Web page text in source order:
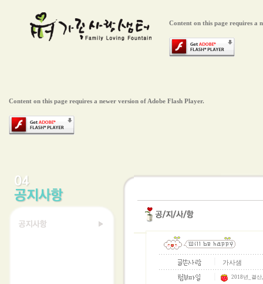
Content on this page requires a
Content on this page requires a newer version of Adobe Flash Player.
가사샘
2018년_결